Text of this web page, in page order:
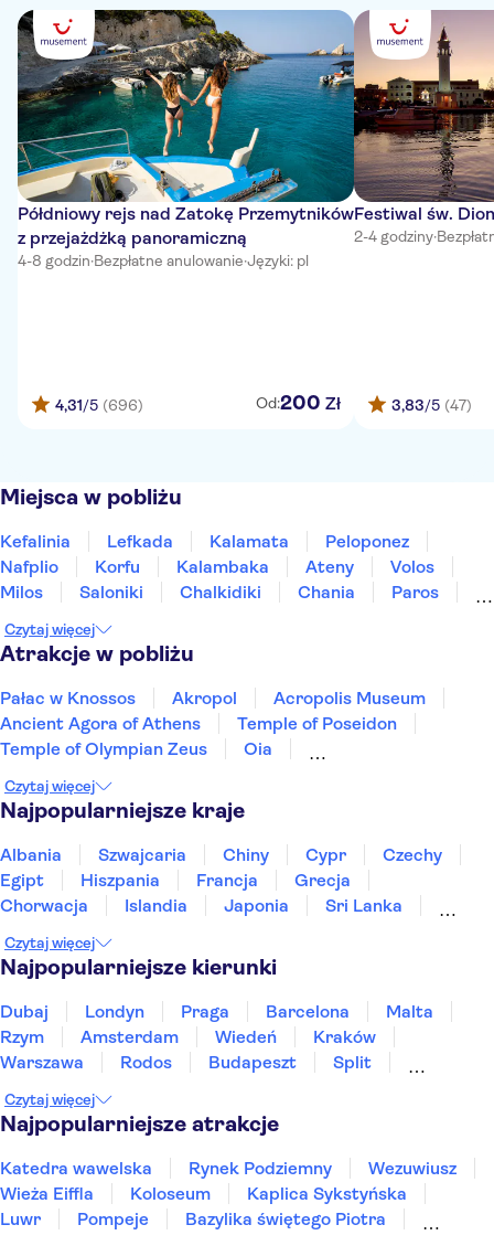
Półdniowy rejs nad Zatokę Przemytników
z przejażdżką panoramiczną
4-8 godzin·Bezpłatne anulowanie·Języki: pl
4,31/5 (696) Od:200 Zł
Festiwal św.
2-4 godziny·
3,83/5 (47)
Miejsca w pobliżu
Kefalinia Lefkada Kalamata
Peloponez
Nafplio
Korfu Kalambaka Ateny
Volos
Milos
Saloniki Chalkidiki Chania
Paros
Czytaj więcej
Atrakcje w pobliżu
Pałac w Knossos Akropol
Acropolis Museum
Ancient Agora of Athens
Temple of Poseidon
Temple of Olympian Zeus
Oia
Heraklion Archaeological Museum
Athens Archeological Museum
Elafonisi
Paleokastritsa Monastery
Santorini Volcano
TUI Rhodes Marathon
Czytaj więcej
Najpopularniejsze kraje
Albania Szwajcaria Chiny Cypr
Czechy
Egipt
Hiszpania Francja
Grecja
Chorwacja
Islandia Japonia
Sri Lanka
Tunezja
Turcja Wietnam
Czytaj więcej
Najpopularniejsze kierunki
Dubaj Londyn Praga Barcelona
Malta
Rzym
Amsterdam Wiedeń
Kraków
Warszawa
Rodos Budapeszt
Split
Sopot
Gdynia Zakopane
Czytaj więcej
Najpopularniejsze atrakcje
Katedra wawelska Rynek Podziemny
Wezuwiusz
Wieża Eiffla
Koloseum
Kaplica Sykstyńska
Luwr
Pompeje
Bazylika świętego Piotra